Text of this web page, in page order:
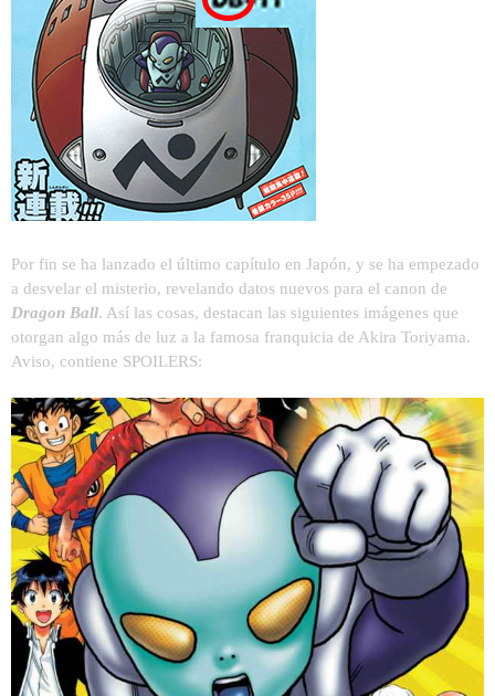
Por fin se ha lanzado el último capítulo en Japón, y se ha empezado
a desvelar el misterio, revelando datos nuevos para el canon de
Dragon Ball. Así las cosas, destacan las siguientes imágenes que
otorgan algo más de luz a la famosa franquicia de Akira Toriyama.
Aviso, contiene SPOILERS: